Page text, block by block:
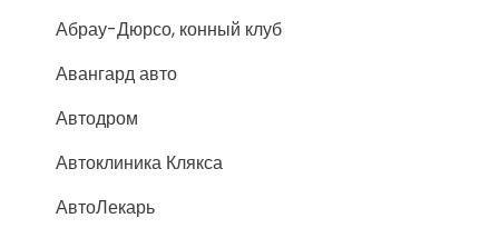
Абрау-Дюрсо, конный клуб
Авангард авто
Автодром
Автоклиника Клякса
АвтоЛекарь